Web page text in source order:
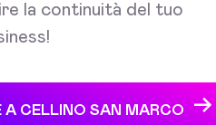
la continuità del tuo
A CELLINO SAN MARCO